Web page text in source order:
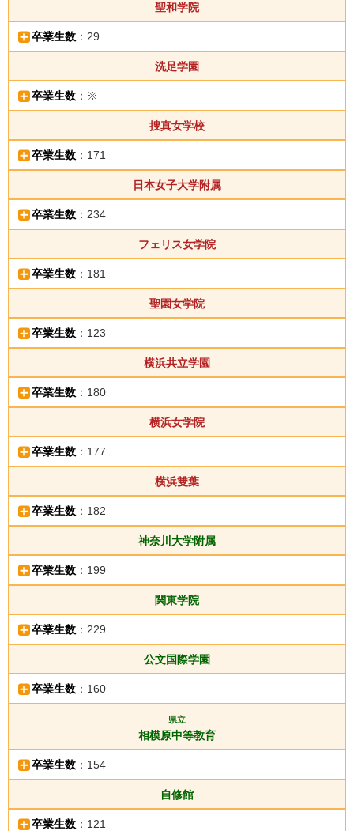
聖和学院
卒業生数 ：29
洗足学園
卒業生数 ：※
捜真女学校
卒業生数 ：171
日本女子大学附属
卒業生数 ：234
フェリス女学院
卒業生数 ：181
聖園女学院
卒業生数 ：123
横浜共立学園
卒業生数 ：180
横浜女学院
卒業生数 ：177
横浜雙葉
卒業生数 ：182
神奈川大学附属
卒業生数 ：199
関東学院
卒業生数 ：229
公文国際学園
卒業生数 ：160
県立
相模原中等教育
卒業生数 ：154
自修館
卒業生数 ：121